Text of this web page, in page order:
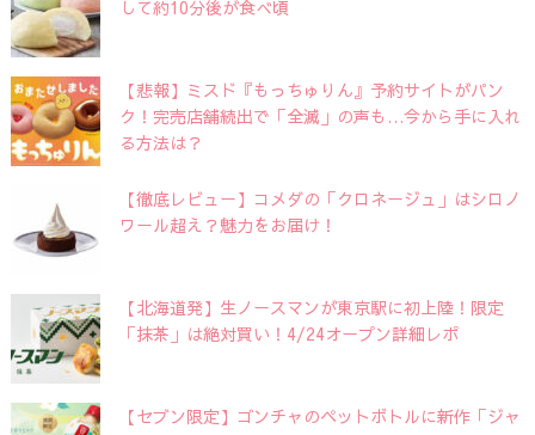
して約10分後が食べ頃
【悲報】ミスド『もっちゅりん』予約サイトがパン
ク！完売店舗続出で「全滅」の声も…今から手に入れ
る方法は？
【徹底レビュー】コメダの「クロネージュ」はシロノ
ワール超え？魅力をお届け！
【北海道発】生ノースマンが東京駅に初上陸！限定
「抹茶」は絶対買い！4/24オープン詳細レポ
【セブン限定】ゴンチャのペットボトルに新作「ジャ